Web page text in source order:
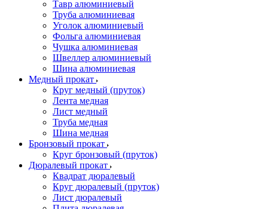
Тавр алюминиевый
Труба алюминиевая
Уголок алюминиевый
Фольга алюминиевая
Чушка алюминиевая
Швеллер алюминиевый
Шина алюминиевая
Медный прокат
Круг медный (пруток)
Лента медная
Лист медный
Труба медная
Шина медная
Бронзовый прокат
Круг бронзовый (пруток)
Дюралевый прокат
Квадрат дюралевый
Круг дюралевый (пруток)
Лист дюралевый